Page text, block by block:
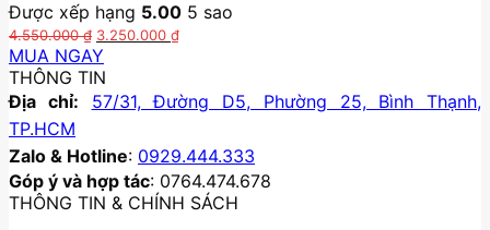
sản
phẩm
Được xếp hạng 5.00 5 sao
4.550.000₫ Giá
gốc
là:
4.550.000 ₫.
3.250.000 ₫Giá
3.250.000 ₫.
MUA NGAY
Sản
phẩm
này
có
nhiều
biến
thể.
THÔNG TIN
Địa chỉ:
57/31, Đường D5, Phường 25, Bình Thạnh,
TP.HCM
Zalo & Hotline: 0929.444.333
Góp ý và hợp tác: 0764.474.678
THÔNG TIN & CHÍNH SÁCH